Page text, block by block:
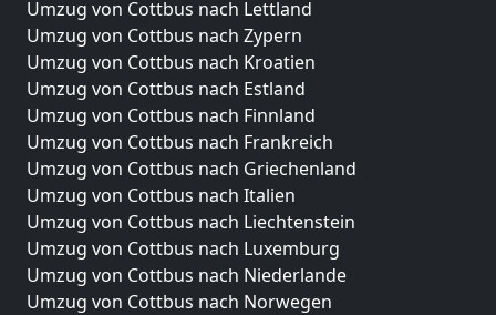
Umzug von Cottbus nach Lettland
Umzug von Cottbus nach Zypern
Umzug von Cottbus nach Kroatien
Umzug von Cottbus nach Estland
Umzug von Cottbus nach Finnland
Umzug von Cottbus nach Frankreich
Umzug von Cottbus nach Griechenland
Umzug von Cottbus nach Italien
Umzug von Cottbus nach Liechtenstein
Umzug von Cottbus nach Luxemburg
Umzug von Cottbus nach Niederlande
Umzug von Cottbus nach Norwegen